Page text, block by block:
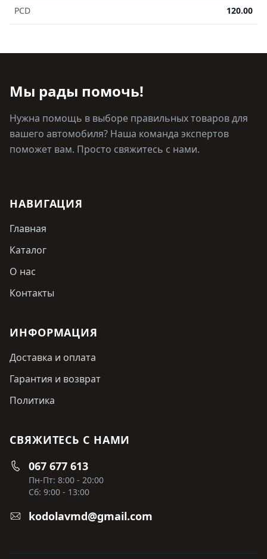
PCD 120.00
Мы рады помочь!
Нужна помощь в выборе правильных товаров для
вашего автомобиля? Наша команда экспертов
поможет вам. Просто свяжитесь с нами.
НАВИГАЦИЯ
Главная
Каталог
О нас
Контакты
ИНФОРМАЦИЯ
Доставка и оплата
Гарантия и возврат
Политика
СВЯЖИТЕСЬ С НАМИ
067 677 613
Пн-Пт: 8:00 - 20:00
Сб: 9:00 - 13:00
kodolavmd@gmail.com